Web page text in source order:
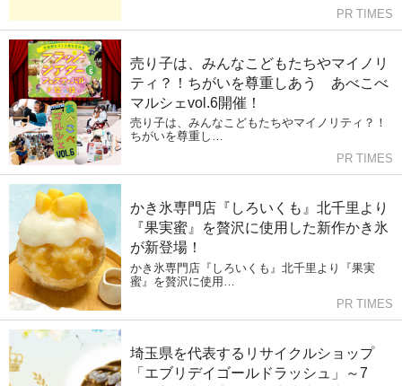
PR TIMES
売り子は、みんなこどもたちやマイノリ
ティ？！ちがいを尊重しあう あべこべ
マルシェvol.6開催！
売り子は、みんなこどもたちやマイノリティ？！
ちがいを尊重し…
PR TIMES
かき氷専門店『しろいくも』北千里より
『果実蜜』を贅沢に使用した新作かき氷
が新登場！
かき氷専門店『しろいくも』北千里より『果実
蜜』を贅沢に使用…
PR TIMES
埼玉県を代表するリサイクルショップ
「エブリデイゴールドラッシュ」～7